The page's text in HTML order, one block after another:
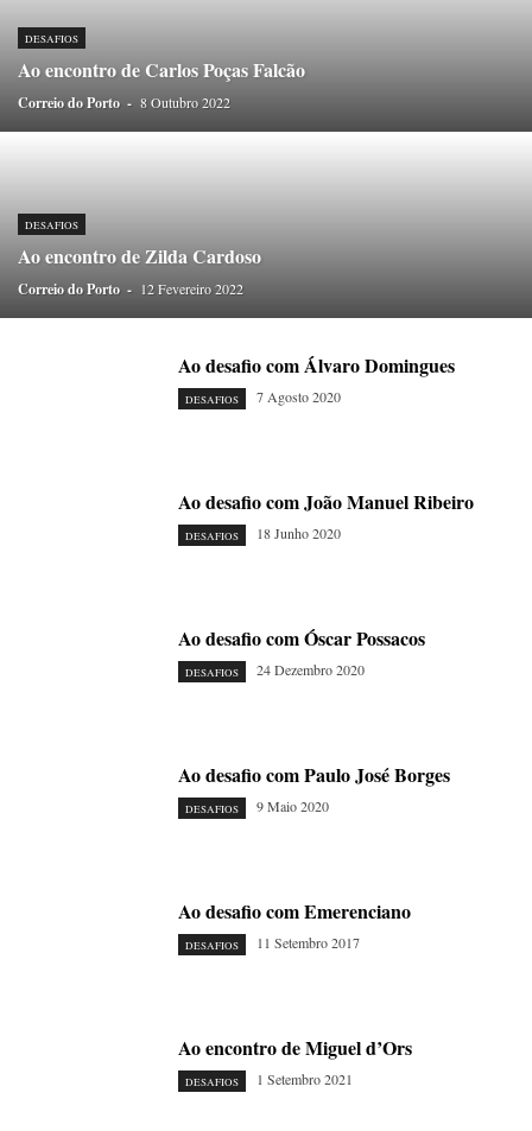
PAPEL-PENSANTE
POEMÁRIO
POESIA VISUAL PORTO ANIMADO
PRIORITÁRIO
RETÂNGULO
TABULETA DIGITAL
TEMPORÁRIO TOPOGRAFIAS
TYPO
DESAFIOS
Ao encontro de Carlos Poças Falcão
Correio do Porto - 8 Outubro 2022
DESAFIOS
Ao encontro de Zilda Cardoso
Correio do Porto - 12 Fevereiro 2022
Ao desafio com Álvaro Domingues
DESAFIOS 7 Agosto 2020
Ao desafio com João Manuel Ribeiro
DESAFIOS 18 Junho 2020
Ao desafio com Óscar Possacos
DESAFIOS 24 Dezembro 2020
Ao desafio com Paulo José Borges
DESAFIOS 9 Maio 2020
Ao desafio com Emerenciano
DESAFIOS 11 Setembro 2017
Ao encontro de Miguel d’Ors
DESAFIOS 1 Setembro 2021